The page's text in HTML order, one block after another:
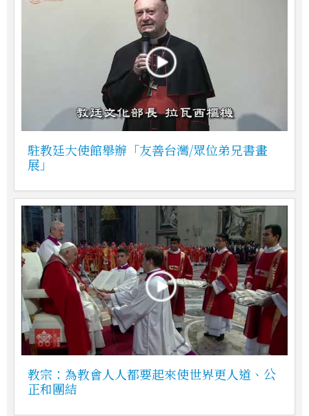
駐教廷大使館舉辦「友善台灣/眾位弟兄書畫
展」
教宗：為教會人人都要起來使世界更人道、公
正和團結